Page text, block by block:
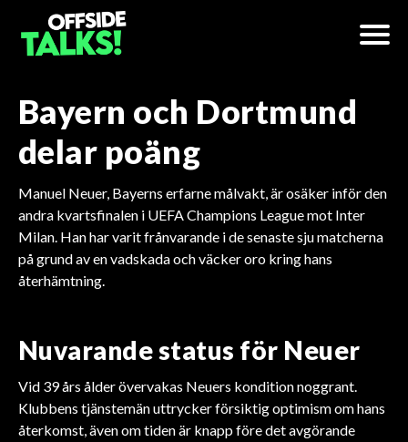
Bayern och Dortmund
delar poäng
Manuel Neuer, Bayerns erfarne målvakt, är osäker inför den
andra kvartsfinalen i UEFA Champions League mot Inter
Milan. Han har varit frånvarande i de senaste sju matcherna
på grund av en vadskada och väcker oro kring hans
återhämtning.
Nuvarande status för Neuer
Vid 39 års ålder övervakas Neuers kondition noggrant.
Klubbens tjänstemän uttrycker försiktig optimism om hans
återkomst, även om tiden är knapp före det avgörande